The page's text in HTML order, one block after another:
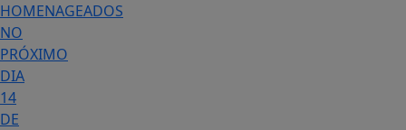
HOMENAGEADOS
NO
PRÓXIMO
DIA
14
DE